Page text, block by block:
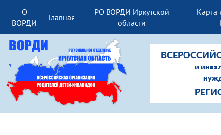
О
ВОРДИ
Главная
РО ВОРДИ Иркутской
области
Карта
и